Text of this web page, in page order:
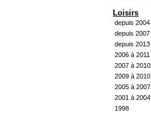
Loisirs
depuis 2004
depuis 2007
depuis 2013
2006 à 2011
2007 à 2010
2009 à 2010
2005 à 2007
2001 à 2004
1998